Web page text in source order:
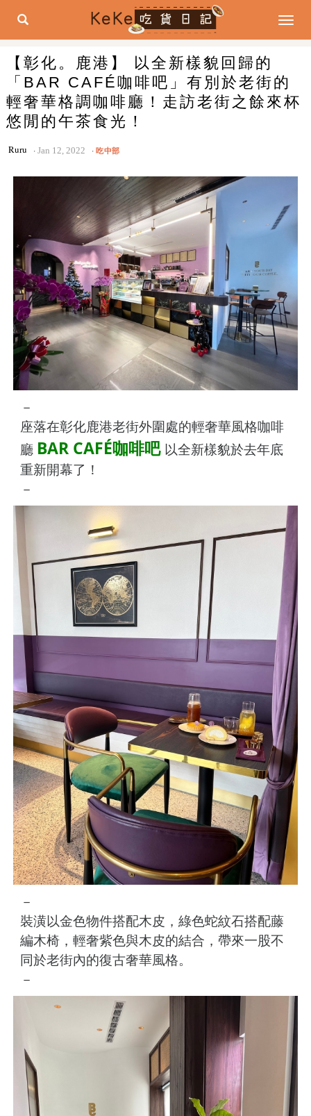
【彰化。鹿港】 以全新樣貌回歸的
「BAR CAFÉ咖啡吧」有別於老街的
輕奢華格調咖啡廳！走訪老街之餘來杯
悠閒的午茶食光！
Ruru Jan 12, 2022 吃中部
－
座落在彰化鹿港老街外圍處的輕奢華風格咖啡
廳 BAR CAFÉ咖啡吧 以全新樣貌於去年底
重新開幕了！
－
－
裝潢以金色物件搭配木皮，綠色蛇紋石搭配藤
編木椅，輕奢紫色與木皮的結合，帶來一股不
同於老街內的復古奢華風格。
－